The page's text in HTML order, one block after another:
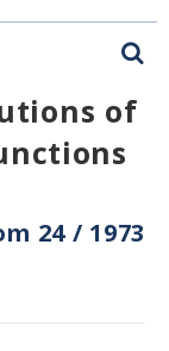
of
24 / 1973